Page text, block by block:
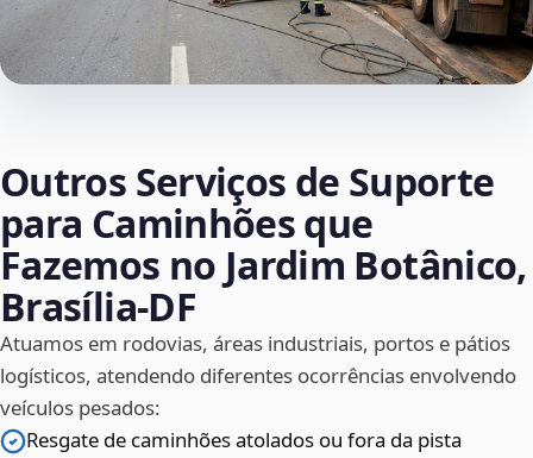
Outros Serviços de Suporte
para Caminhões que
Fazemos no Jardim Botânico,
Brasília‑DF
Atuamos em rodovias, áreas industriais, portos e pátios
logísticos, atendendo diferentes ocorrências envolvendo
veículos pesados:
Resgate de caminhões atolados ou fora da pista